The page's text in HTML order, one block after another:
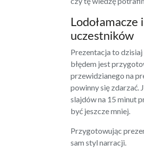
uczestników
Prezentacja to
błędem jest
przewidzianego na
powinny się zdarzać.
slajdów na 15 minut
być jeszcze mniej.
Przygotowując
sam styl narracji.